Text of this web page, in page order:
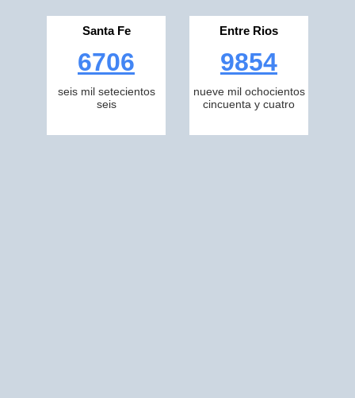
Santa Fe
6706
seis mil setecientos
seis
Entre Rios
9854
nueve mil ochocientos
cincuenta y cuatro